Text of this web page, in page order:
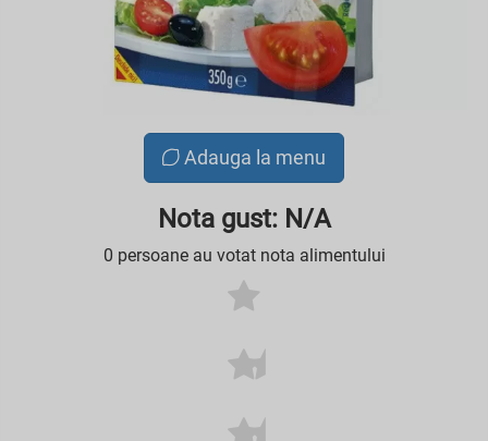
Adauga la menu
Nota gust: N/A
0 persoane au votat nota alimentului